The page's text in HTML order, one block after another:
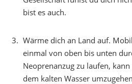
bist es auch.
Wärme dich an Land auf.
einmal von oben bis unten
Neoprenanzug zu laufen,
dem kalten Wasser